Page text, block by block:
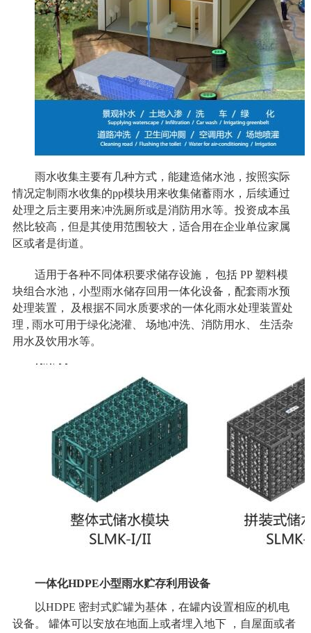
雨水收集主要有几种方式，能建造储水池，按照实际
情况定制雨水收集的pp模块用来收集储蓄雨水，后续通过
处理之后主要用来冲洗厕所或是消防用水等。投资成本虽
然比较高，但是其使用范围较大，适合用在企业单位家属
区或者是街道。
适用于各种不同体积要求储存设施， 包括 PP 塑料模
块组合水池，小型雨水储存回用一体化设备，配套雨水预
处理装置， 及根据不同水质要求的一体化雨水处理装置处
理 , 雨水可用于绿化浇灌、 场地冲洗、消防用水、 生活杂
用水及饮用水等。
一体化HDPE小型雨水贮存利用设备
以HDPE 密封式贮罐为基体，在罐内设置相应的机电
设备。 罐体可以安放在地面上或者埋入地下 ，自屋面或者